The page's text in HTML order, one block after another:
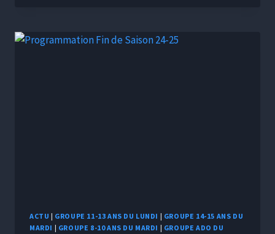
ACTU | GROUPE 11-13 ANS DU LUNDI | GROUPE 14-15 ANS DU
MARDI | GROUPE 8-10 ANS DU MARDI | GROUPE ADO DU